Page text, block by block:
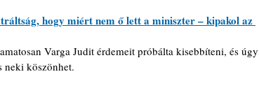
hogy miért nem ő lett a miniszter – kipakol az
Varga Judit érdemeit próbálta kisebbíteni, és úgy
neki köszönhet.